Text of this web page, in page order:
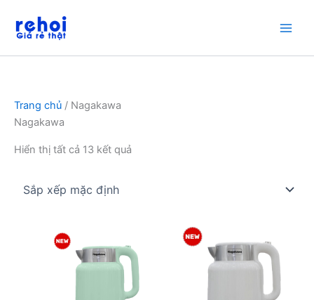
dung
Trang chủ / Nagakawa
Nagakawa
Hiển thị tất cả 13 kết quả